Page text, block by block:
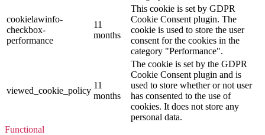
cookielawinfo-
checkbox-
performance
11
months
This cookie is set by GDPR
Cookie Consent plugin. The
cookie is used to store the user
consent for the cookies in the
category "Performance".
viewed_cookie_policy
11
months
The cookie is set by the GDPR
Cookie Consent plugin and is
used to store whether or not user
has consented to the use of
cookies. It does not store any
personal data.
Functional